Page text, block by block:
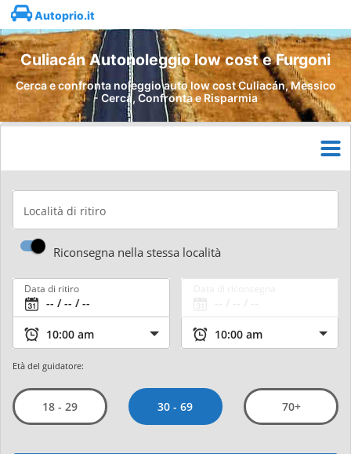
Autoprio.it
Culiacán Autonoleggio low cost e Furgoni
Cerca e confronta noleggio auto low cost Culiacán, Messico
- Cerca, Confronta e Risparmia
Località di ritiro
Riconsegna nella stessa località
Data di ritiro
Età del guidatore:
18 - 29 30 - 69 70+